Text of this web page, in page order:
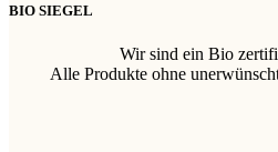
BIO SIEGEL
Wir sind ein Bio
Alle Produkte ohne